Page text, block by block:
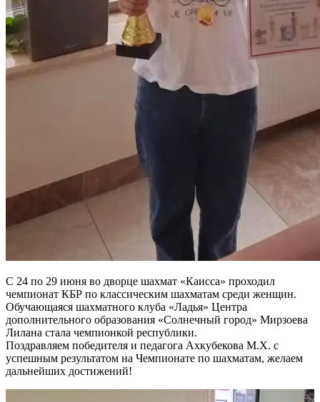
С 24 по 29 июня во дворце шахмат «Каисса» проходил
чемпионат КБР по классическим шахматам среди женщин.
Обучающаяся шахматного клуба «Ладья» Центра
дополнительного образования «Солнечный город» Мирзоева
Лилана стала чемпионкой республики.
Поздравляем победителя и педагога Ахкубекова М.Х. с
успешным результатом на Чемпионате по шахматам, желаем
дальнейших достижений!